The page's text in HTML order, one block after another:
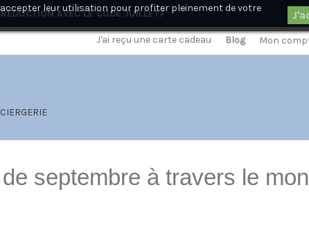
AVEC LE CODEJUILLET7
Mon
Blog
J'ai reçu une carte cadeau
leur utilisation pour profiter pleinement de votre
septembre à travers le